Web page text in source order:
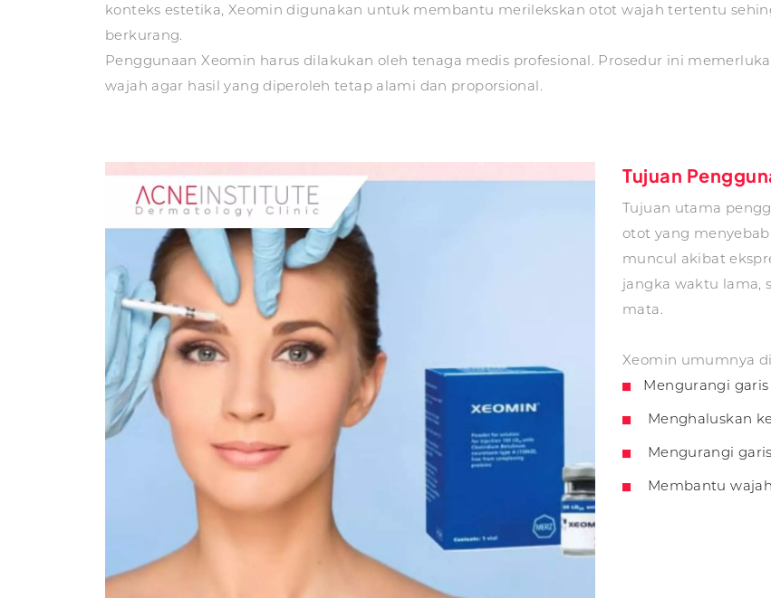
konteks estetika, Xeomin digunakan untuk membantu merilekskan otot wajah tertentu
berkurang.
Penggunaan Xeomin harus dilakukan oleh tenaga medis profesional. Prosedur ini
wajah agar hasil yang diperoleh tetap alami dan proporsional.
Tujuan
Tujuan utama
otot yang
muncul akibat
jangka waktu lama,
mata.
Xeomin umumnya
Mengurangi
Menghaluskan
Mengurangi
Membantu